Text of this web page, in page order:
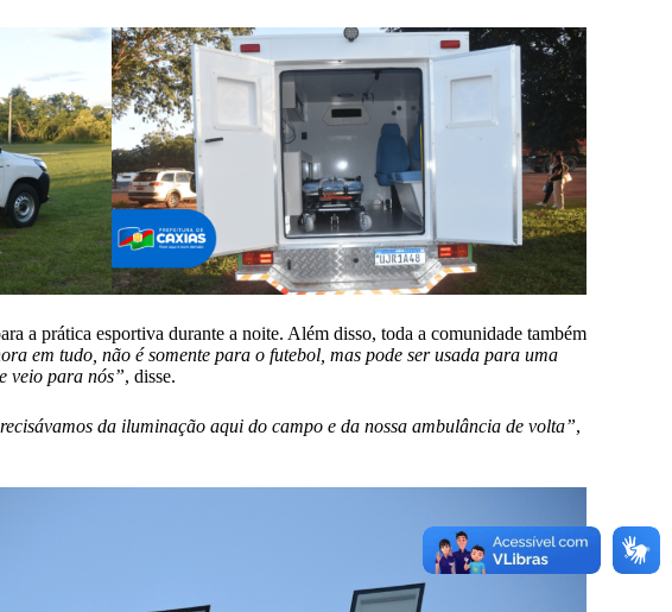
a prática esportiva durante a noite. Além disso, toda a comunidade também
em tudo, não é somente para o futebol, mas pode ser usada para uma
veio para nós”, disse.
da iluminação aqui do campo e da nossa ambulância de volta”,